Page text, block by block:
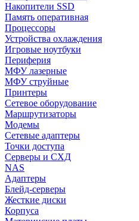
Накопители SSD
Память оперативная
Процессоры
Устройства охлаждения
Игровые ноутбуки
Периферия
МФУ лазерные
МФУ струйные
Принтеры
Сетевое оборудование
Маршрутизаторы
Модемы
Сетевые адаптеры
Точки доступа
Серверы и СХД
NAS
Адаптеры
Блейд-серверы
Жесткие диски
Корпуса